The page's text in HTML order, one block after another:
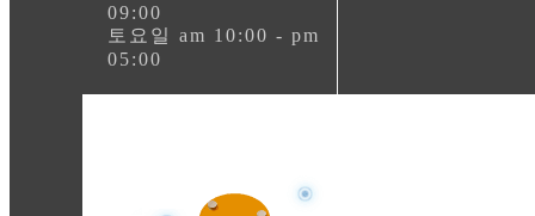
09:00
토요일 am 10:00 - pm
05:00